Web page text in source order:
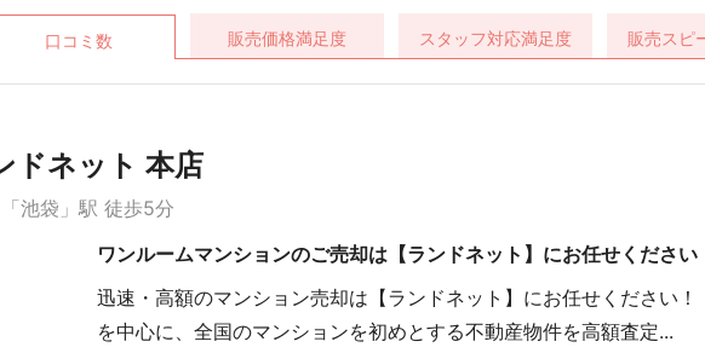
口コミ数 販売価格満足度 スタッフ対応満足度 販売スピ
ドネット 本店
池袋」駅 徒歩5分
ワンルームマンションのご売却は【ランドネット】にお任せください
迅速・高額のマンション売却は【ランドネット】にお任せください
を中心に、全国のマンションを初めとする不動産物件を高額査定...